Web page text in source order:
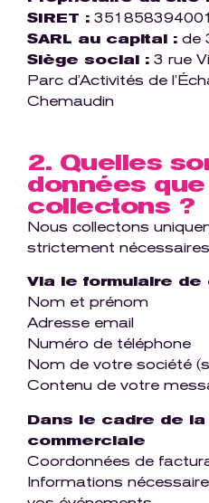
SIRET :
SARL au capital : de
Siège social : 3 rue
Parc d’Activités de
Chemaudin
2. Quelles
données
collectons ?
Nous collectons
strictement
Via le formulaire
Nom et prénom
Adresse email
Numéro de téléphone
Nom de votre société
Contenu de votre
Dans le cadre de
commerciale
Coordonnées de
Informations